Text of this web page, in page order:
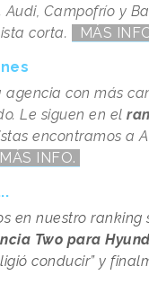
Audi, Campofrío y
corta.
MÁS
agencia con más
Le siguen en el
encontramos a
MÁS INFO.
en nuestro
Two para
conducir” y